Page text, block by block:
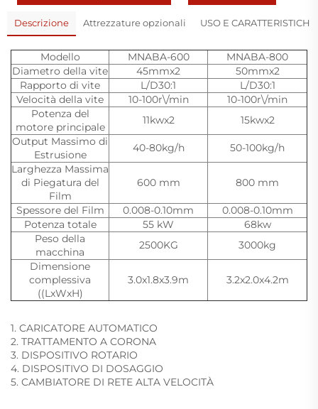
Descrizione Attrezzature opzionali USO E CARATTERISTICHE
Modello MNABA-600
MNABA-800
Diametro della vite
45mmx2
50mmx2
Rapporto di vite
L/D30:1
L/D30:1
Velocità della vite
10-100r\/min
10-100r\/min
Potenza del
motore principale
11kwx2
15kwx2
Output Massimo di
Estrusione
40-80kg/h
50-100kg/h
Larghezza Massima
di Piegatura del
Film
600 mm 800 mm
Spessore del Film 0.008-0.10mm
0.008-0.10mm
Potenza totale
55 kW
68kw
Peso della
macchina
2500KG
3000kg
Dimensione
complessiva
((LxWxH)
3.0x1.8x3.9m 3.2x2.0x4.2m
1. CARICATORE AUTOMATICO
2. TRATTAMENTO A CORONA
3. DISPOSITIVO ROTARIO
4. DISPOSITIVO DI DOSAGGIO
5. CAMBIATORE DI RETE ALTA VELOCITÀ